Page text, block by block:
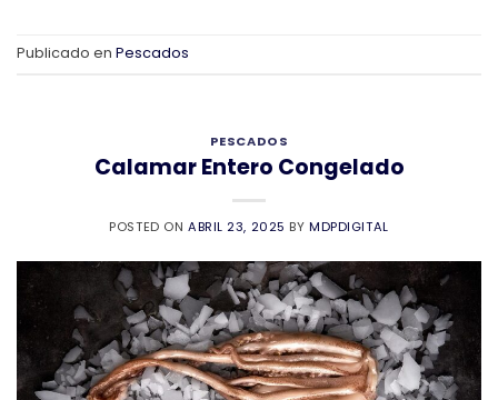
Publicado en Pescados
PESCADOS
Calamar Entero Congelado
POSTED ON ABRIL 23, 2025 BYMDPDIGITAL